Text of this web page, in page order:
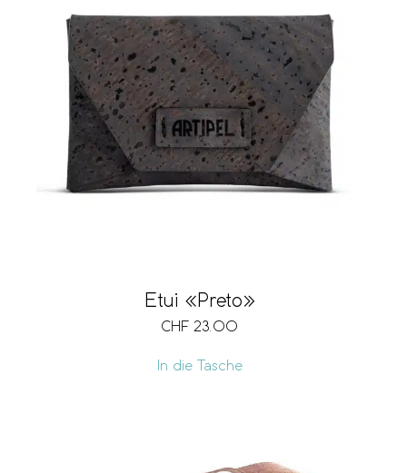
Etui «Preto»
CHF 23.00
In die Tasche